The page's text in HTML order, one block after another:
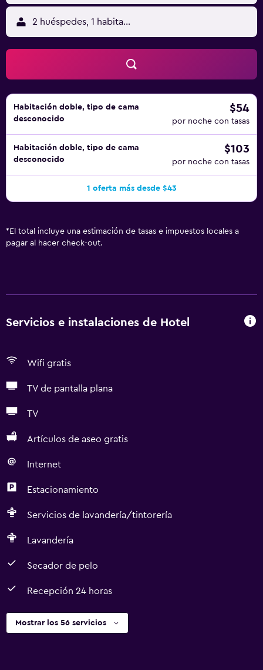
2 huéspedes, 1 habitación
Habitación doble, tipo de cama
desconocido
$54
por noche con tasas
Habitación doble, tipo de cama
desconocido
$103
por noche con tasas
1 oferta más desde $43
* El total incluye una estimación de tasas e impuestos locales a
pagar al hacer check-out.
Servicios e instalaciones de Hotel
Wifi gratis
TV de pantalla plana
TV
Artículos de aseo gratis
Internet
Estacionamiento
Servicios de lavandería/tintorería
Lavandería
Secador de pelo
Recepción 24 horas
Mostrar los 56 servicios